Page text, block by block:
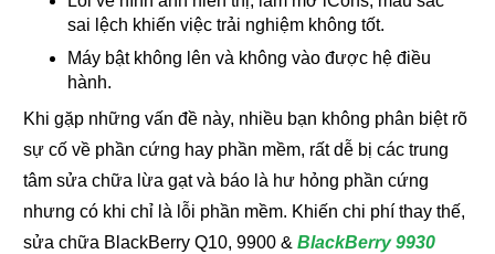
sai lệch khiến việc trải nghiệm không tốt.
Máy bật không lên và không vào được hệ điều
hành.
Khi gặp những vấn đề này, nhiều bạn không phân biệt rõ
sự cố về phần cứng hay phần mềm, rất dễ bị các trung
tâm sửa chữa lừa gạt và báo là hư hỏng phần cứng
nhưng có khi chỉ là lỗi phần mềm. Khiến chi phí thay thế,
sửa chữa BlackBerry Q10, 9900 &BlackBerry 9930